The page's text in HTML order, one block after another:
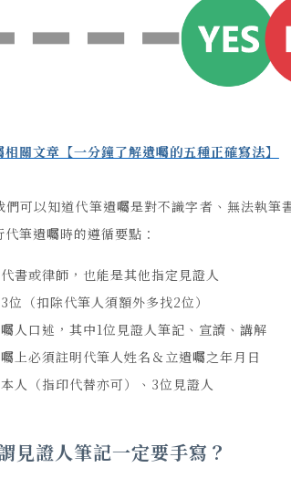
關文章【一分鐘了解遺囑的五種正確寫法】
們可以知道代筆遺囑是對不識字者、無法執筆
筆遺囑時的遵循要點：
代書或律師，也能是其他指定見證人
3位（扣除代筆人須額外多找2位）
囑人口述，其中1位見證人筆記、宣讀、講解
囑上必須註明代筆人姓名＆立遺囑之年月日
本人（指印代替亦可）、3位見證人
見證人筆記一定要手寫？